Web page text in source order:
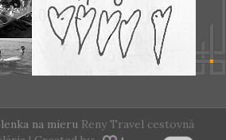
na mieru Reny Travel cestovná